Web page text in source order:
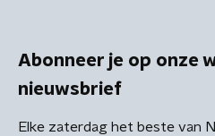
Abonneer je op onze
nieuwsbrief
Elke zaterdag het beste van